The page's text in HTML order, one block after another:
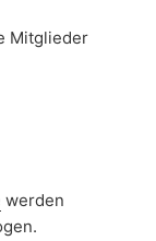
Mitglieder
werden